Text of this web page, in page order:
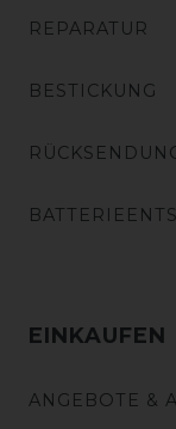
REPARATUR
BESTICKUNG
EINKAUFEN
ANGEBOTE &